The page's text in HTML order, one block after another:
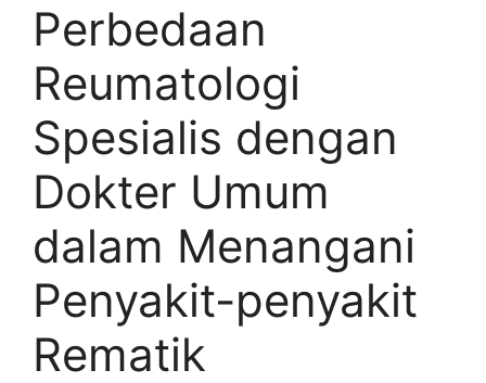
Perbedaan
Reumatologi
Spesialis dengan
Dokter Umum
dalam Menangani
Penyakit-penyakit
Rematik